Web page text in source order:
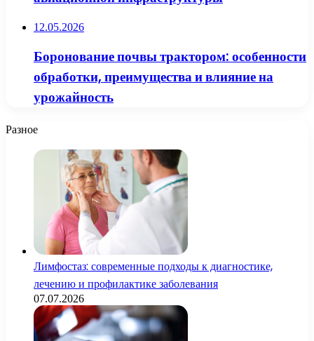
12.05.2026
Боронование почвы трактором: особенности
обработки, преимущества и влияние на
урожайность
Разное
Лимфостаз: современные подходы к диагностике,
лечению и профилактике заболевания
07.07.2026